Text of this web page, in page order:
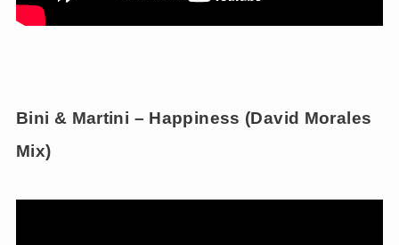
Bini & Martini – Happiness (David Morales
Mix)